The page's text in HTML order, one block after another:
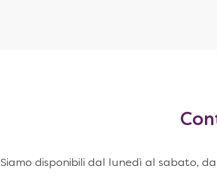
Siamo disponibili dal lunedì al sabato,